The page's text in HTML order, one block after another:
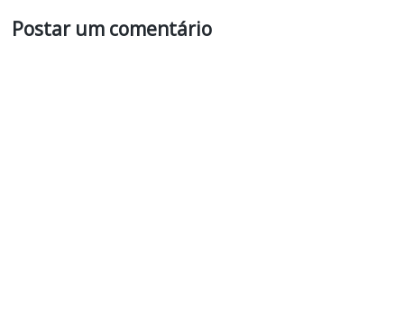
Postar um comentário